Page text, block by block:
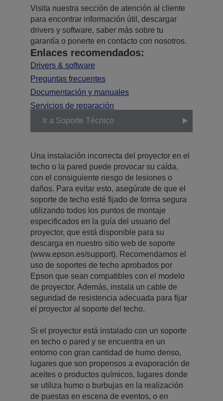
Visita nuestra sección de atención al cliente
para encontrar información útil, descargar
drivers y software, saber más sobre tu
garantía o ponerte en contacto con nosotros.
Enlaces recomendados:
Drivers & software
Preguntas frecuentes
Documentación y manuales
Servicios de reparación
Ir a Soporte Técnico
Una instalación incorrecta del proyector en el
techo o la pared puede provocar su caída,
con el consiguiente riesgo de lesiones o
daños. Para evitar esto, asegúrate de que el
soporte de techo esté fijado de forma segura
utilizando todos los puntos de montaje
especificados en la guía del usuario del
proyector, que está disponible para su
descarga en nuestro sitio web de soporte
(www.epson.es/support). Recomendamos el
uso de soportes de techo aprobados por
Epson que sean compatibles con el modelo
de proyector. Además, instala un cable de
seguridad de resistencia adecuada para fijar
el proyector al soporte del techo.
Si el proyector está instalado con un soporte
en techo o pared y se encuentra en un
entorno con gran cantidad de humo denso,
lugares que son propensos a evaporación de
aceites o productos químicos, lugares donde
se utiliza humo o burbujas en la realización
de puestas en escena de eventos, o en